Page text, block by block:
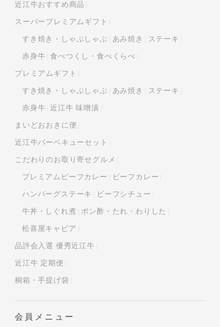
近江牛おすすめ商品
スーパープレミアムギフト
すき焼き・しゃぶしゃぶ あみ焼き ステーキ
赤身牛 食べつくし・食べくらべ
プレミアムギフト
すき焼き・しゃぶしゃぶ あみ焼き ステーキ
赤身牛 近江牛 味噌漬
まいどおおきに便
近江牛バーベキューセット
こだわりのお取り寄せグルメ
プレミアムビーフカレー ビーフカレー
ハンバーグステーキ ビーフシチュー
牛丼・しぐれ煮 ポン酢・たれ・わりした
松喜屋キャビア
品評会入選 優秀近江牛
近江牛 定期便
桐箱・手提げ袋
会員メニュー